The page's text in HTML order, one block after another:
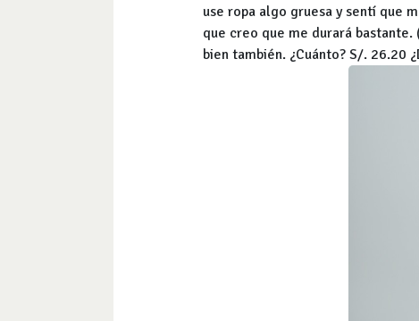
use ropa algo gruesa y sentí que
que creo que me durará bastante.
bien también. ¿Cuánto? S/. 26.20